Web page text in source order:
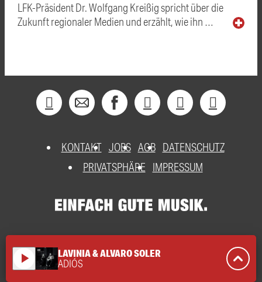
LFK-Präsident Dr. Wolfgang Kreißig spricht über die
Zukunft regionaler Medien und erzählt, wie ihn …
KONTAKT JOBS AGB DATENSCHUTZ
PRIVATSPHÄRE
IMPRESSUM
play_arrow LAVINIA & ALVARO SOLER
ADIÓS